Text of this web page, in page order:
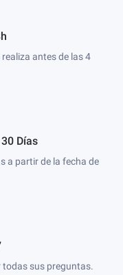
antes de las 4
Días
a partir de la fecha de
sus preguntas.